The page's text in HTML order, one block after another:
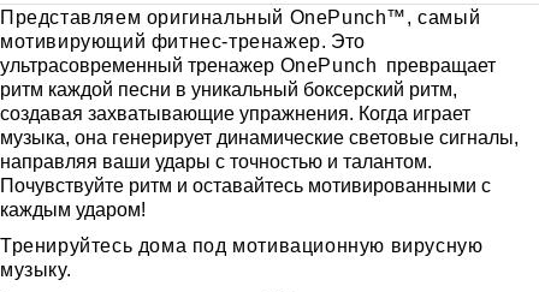
Представляем оригинальный OnePunch™, самый
мотивирующий фитнес-тренажер. Это
ультрасовременный тренажер OnePunch превращает
ритм каждой песни в уникальный боксерский ритм,
создавая захватывающие упражнения. Когда играет
музыка, она генерирует динамические световые сигналы,
направляя ваши удары с точностью и талантом.
Почувствуйте ритм и оставайтесь мотивированными с
каждым ударом!
Тренируйтесь дома под мотивационную вирусную
музыку.